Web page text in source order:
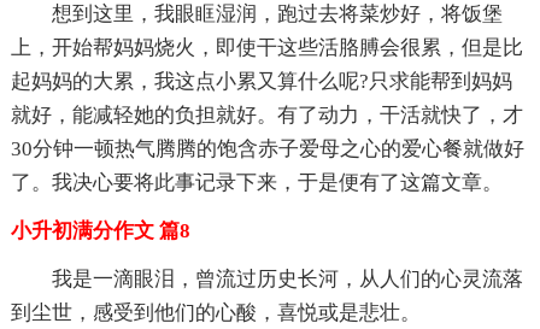
想到这里，我眼眶湿润，跑过去将菜炒好，将饭堡
上，开始帮妈妈烧火，即使干这些活胳膊会很累，但是比
起妈妈的大累，我这点小累又算什么呢?只求能帮到妈妈
就好，能减轻她的负担就好。有了动力，干活就快了，才
30分钟一顿热气腾腾的饱含赤子爱母之心的爱心餐就做好
了。我决心要将此事记录下来，于是便有了这篇文章。
小升初满分作文 篇8
我是一滴眼泪，曾流过历史长河，从人们的心灵流落
到尘世，感受到他们的心酸，喜悦或是悲壮。